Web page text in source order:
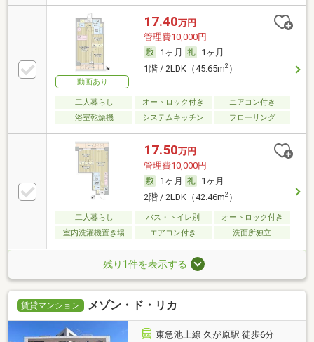
動画あり
17.40万円
管理費10,000円
1ヶ月
1ヶ月
1階 / 2LDK（45.65m2）
二人暮らし オートロック付き
エアコン付き
浴室乾燥機
システムキッチン フローリング
17.50万円
管理費10,000円
1ヶ月
1ヶ月
2階 / 2LDK（42.46m2）
二人暮らし バス・トイレ別
オートロック付き
室内洗濯機置き場
エアコン付き 洗面所独立
残り1件を表示する
賃貸マンション メゾン・ド・リカ
東急池上線 久が原駅 徒歩6分